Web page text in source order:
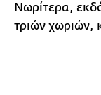
Νωρίτερα,
τριών χωριών,